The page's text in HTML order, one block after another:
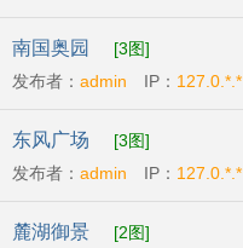
04-09
南国奥园
[3图]
发布者： admin IP： 127.0.*.*
时间:2011-04-07
东风广场
[3图]
发布者： admin IP： 127.0.*.*
间:2011-04-09
麓湖御景
[2图]